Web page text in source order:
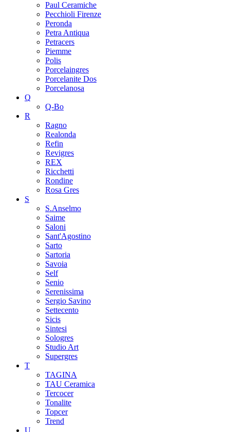
Paul Ceramiche
Pecchioli Firenze
Peronda
Petra Antiqua
Petracers
Piemme
Polis
Porcelaingres
Porcelanite Dos
Porcelanosa
Q
Q-Bo
R
Ragno
Realonda
Refin
Revigres
REX
Ricchetti
Rondine
Rosa Gres
S
S.Anselmo
Saime
Saloni
Sant'Agostino
Sarto
Sartoria
Savoia
Self
Senio
Serenissima
Sergio Savino
Settecento
Sicis
Sintesi
Sologres
Studio Art
Supergres
T
TAGINA
TAU Ceramica
Tercocer
Tonalite
Topcer
Trend
U